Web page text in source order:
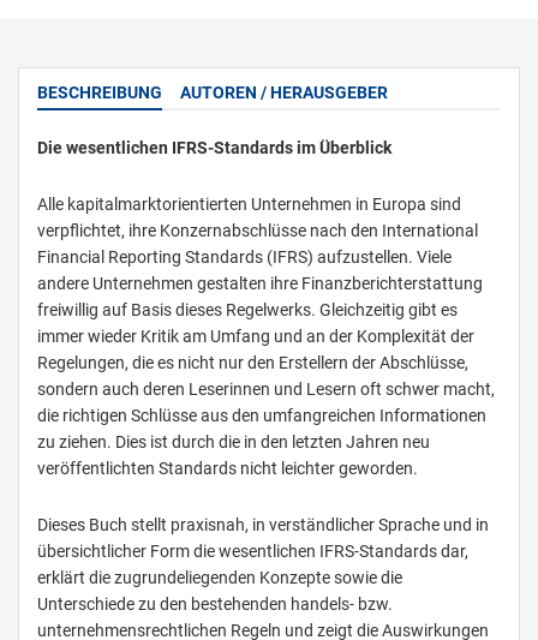
BESCHREIBUNG AUTOREN / HERAUSGEBER
Die wesentlichen IFRS-Standards im Überblick
Alle kapitalmarktorientierten Unternehmen in Europa sind
verpflichtet, ihre Konzernabschlüsse nach den International
Financial Reporting Standards (IFRS) aufzustellen. Viele
andere Unternehmen gestalten ihre Finanzberichterstattung
freiwillig auf Basis dieses Regelwerks. Gleichzeitig gibt es
immer wieder Kritik am Umfang und an der Komplexität der
Regelungen, die es nicht nur den Erstellern der Abschlüsse,
sondern auch deren Leserinnen und Lesern oft schwer macht,
die richtigen Schlüsse aus den umfangreichen Informationen
zu ziehen. Dies ist durch die in den letzten Jahren neu
veröffentlichten Standards nicht leichter geworden.
Dieses Buch stellt praxisnah, in verständlicher Sprache und in
übersichtlicher Form die wesentlichen IFRS-Standards dar,
erklärt die zugrundeliegenden Konzepte sowie die
Unterschiede zu den bestehenden handels- bzw.
unternehmensrechtlichen Regeln und zeigt die Auswirkungen